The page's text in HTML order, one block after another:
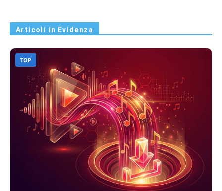
Articoli in Evidenza
TOP